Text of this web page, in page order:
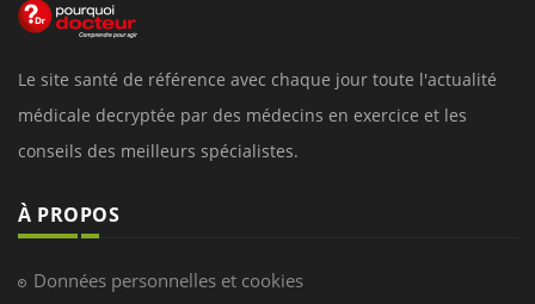
Le site santé de référence avec chaque jour toute l'actualité
médicale decryptée par des médecins en exercice et les
conseils des meilleurs spécialistes.
À PROPOS
Données personnelles et cookies